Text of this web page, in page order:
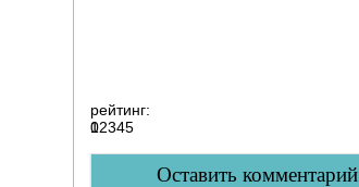
рейтинг:
0
12345
Оставить комментарий